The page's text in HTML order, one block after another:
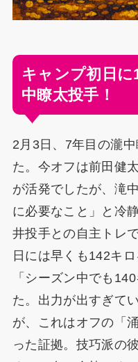
キャンプ初日
中瞭太投手！
2月3日、7年目の瀧
た。今オフは前田健
が活発でしたが、滝
に必要なこと」と冷
井投手との自主トレ
日には早くも142キ
「シーズン中でも
た。出力が出すぎて
が、これはオフの「
った証拠。技巧派の